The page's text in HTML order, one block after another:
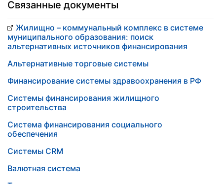
Связанные документы
Жилищно – коммунальный комплекс в системе
муниципального образования: поиск
альтернативных источников финансирования
Альтернативные торговые системы
Финансирование системы здравоохранения в РФ
Системы финансирования жилищного
строительства
Система финансирования социального
обеспечения
Системы CRM
Валютная система